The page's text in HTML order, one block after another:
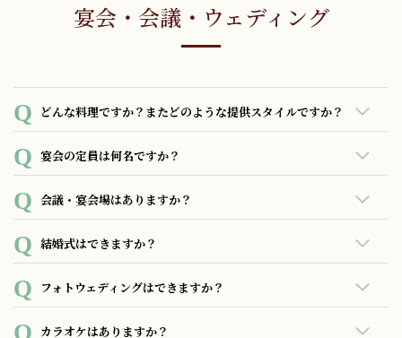
OPEN:7:30～10:00（最終入店9:30）
上段：道産小麦の自家製スコーン・北海道ヨーグルト・シー
中段：日替わりサラダ・洋風玉子焼き・余市産ワインポーク
自家製ハム・ 小樽栗原蒲鉾のパンロール・自家製テリーヌ
下段：季節のスープ・日替わりサンド&ポテト料理・余市産ワ
インポークソーセージ
お飲み物（リタルコーヒー、ルピシア紅茶、ジュース、牛乳
など）・フルーツカクテル
宴会・会議・ウェディング
どんな料理ですか？またどのような提供スタイルですか？
コース料理でのご提供となっております。
宴会の定員は何名ですか？
47名様までご利用可能です。
会議・宴会場はありますか？
ございませんが貸切でのご利用は可能ですので、直接お問い
合わせください。
結婚式はできますか？
可能でございます。詳しくはお問い合わせください。
フォトウェディングはできますか？
可能でございます。詳しくはお問い合わせください。
カラオケはありますか？